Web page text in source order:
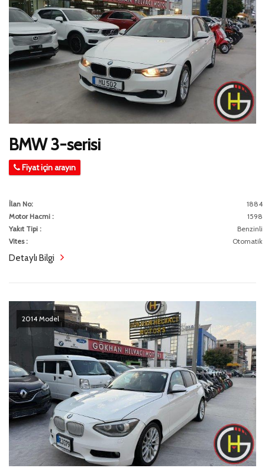
BMW 3-serisi
Fiyat için arayın
İlan No:
1884
Motor Hacmi :
1598
Yakıt Tipi :
Benzinli
Vites :
Otomatik
Detaylı Bilgi
2014 Model